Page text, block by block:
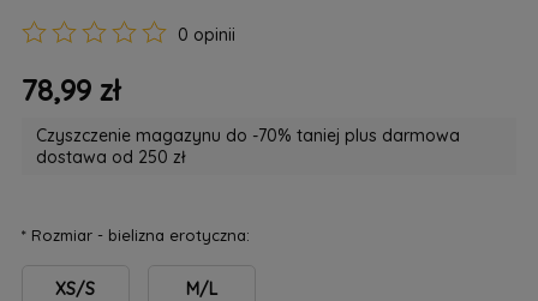
0 opinii
78,99 zł
Czyszczenie magazynu do -70% taniej plus darmowa
dostawa od 250 zł
*Rozmiar - bielizna erotyczna:
XS/S M/L